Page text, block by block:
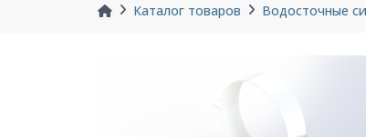
Каталог товаров Водосточные